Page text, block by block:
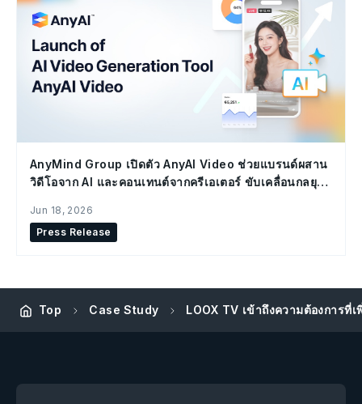
AnyMind Group เปิดตัว AnyAI Video ช่วยแบรนด์ผสาน
วิดีโอจาก AI และคอนเทนต์จากครีเอเตอร์ ขับเคลื่อนกลยุทธ์
Jun 18, 2026
Press Release
Top Case Study LOOX TV เข้าถึงความต้องการที่